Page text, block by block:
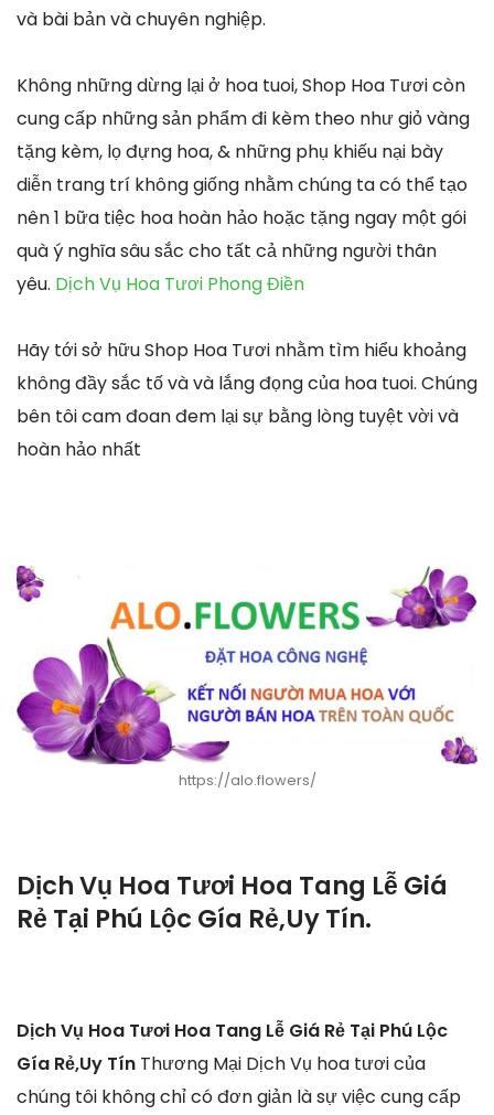
và bài bản và chuyên nghiệp.
Không những dừng lại ở hoa tuoi, Shop Hoa Tươi còn
cung cấp những sản phẩm đi kèm theo như giỏ vàng
tặng kèm, lọ đựng hoa, & những phụ khiếu nại bày
diễn trang trí không giống nhằm chúng ta có thể tạo
nên 1 bữa tiệc hoa hoàn hảo hoặc tặng ngay một gói
quà ý nghĩa sâu sắc cho tất cả những người thân
yêu. Dịch Vụ Hoa Tươi Phong Điền
Hãy tới sở hữu Shop Hoa Tươi nhằm tìm hiểu khoảng
không đầy sắc tố và và lắng đọng của hoa tuoi. Chúng
bên tôi cam đoan đem lại sự bằng lòng tuyệt vời và
hoàn hảo nhất
https://alo.flowers/
Dịch Vụ Hoa Tươi Hoa Tang Lễ Giá
Rẻ Tại Phú Lộc Gía Rẻ,Uy Tín.
Dịch Vụ Hoa Tươi Hoa Tang Lễ Giá Rẻ Tại Phú Lộc
Gía Rẻ,Uy Tín Thương Mại Dịch Vụ hoa tươi của
chúng tôi không chỉ có đơn giản là sự việc cung cấp